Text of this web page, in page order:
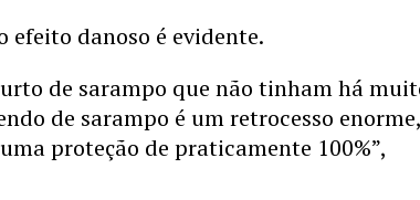
efeito danoso é evidente.
de sarampo que não tinham há
de sarampo é um retrocesso enorme,
proteção de praticamente 100%”,